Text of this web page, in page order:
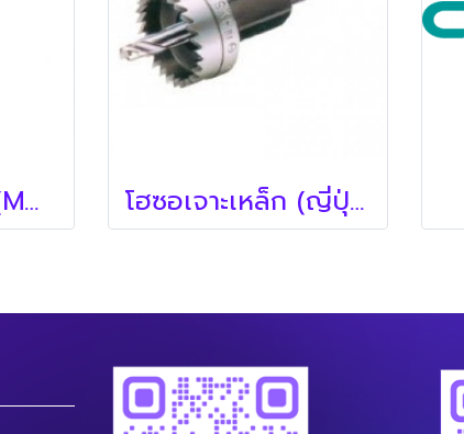
โฮซอ เจาะเหล็ก (MARVEL คีมย้ำ , โฮซอ) โฮซอเจาะเหล็ก (ญี่ปุ่น)